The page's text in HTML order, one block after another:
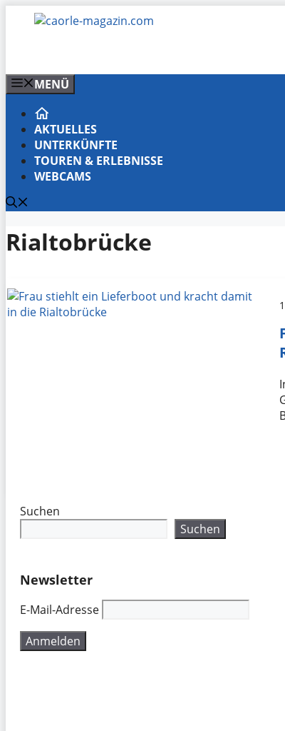
Inhalt
MENÜ
AKTUELLES
UNTERKÜNFTE
TOUREN & ERLEBNISSE
WEBCAMS
Rialtobrücke
Suchen
Suchen
Newsletter
E-Mail-Adresse